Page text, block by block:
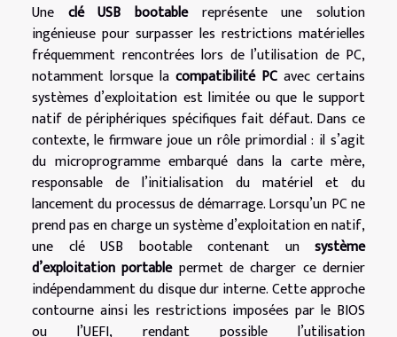
Une clé USB bootablereprésente une solution
ingénieuse pour surpasser les restrictions matérielles
fréquemment rencontrées lors de l’utilisation de PC,
notamment lorsque la compatibilité PC avec certains
systèmes d’exploitation est limitée ou que le support
natif de périphériques spécifiques fait défaut. Dans ce
contexte, le firmware joue un rôle primordial : il s’agit
du microprogramme embarqué dans la carte mère,
responsable de l’initialisation du matériel et du
lancement du processus de démarrage. Lorsqu’un PC ne
prend pas en charge un système d’exploitation en natif,
une clé USB bootable contenant un système
d’exploitation portablepermet de charger ce dernier
indépendamment du disque dur interne. Cette approche
contourne ainsi les restrictions imposées par le BIOS